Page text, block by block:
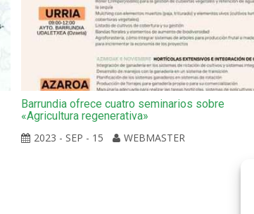
Barrundia ofrece cuatro seminarios sobre
«Agricultura regenerativa»
2023 - SEP - 15
WEBMASTER